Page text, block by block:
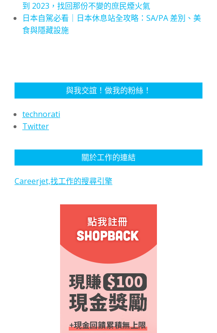
到 2023，找回那份不變的庶民煙火氣
日本自駕必看｜日本休息站全攻略：SA/PA 差別、美
食與隱藏設施
與我交誼！做我的粉絲！
technorati
Twitter
關於工作的連結
Careerjet,找工作的搜尋引擎